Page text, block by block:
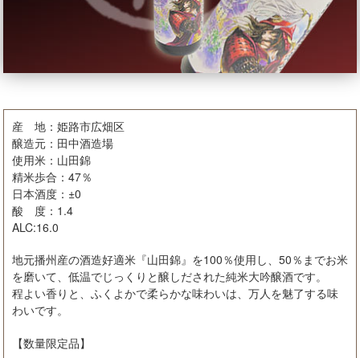
産 地：姫路市広畑区
醸造元：田中酒造場
使用米：山田錦
精米歩合：47％
日本酒度：±0
酸 度：1.4
ALC:16.0
地元播州産の酒造好適米『山田錦』を100％使用し、50％までお米
を磨いて、低温でじっくりと醸しだされた純米大吟醸酒です。
程よい香りと、ふくよかで柔らかな味わいは、万人を魅了する味
わいです。
【数量限定品】